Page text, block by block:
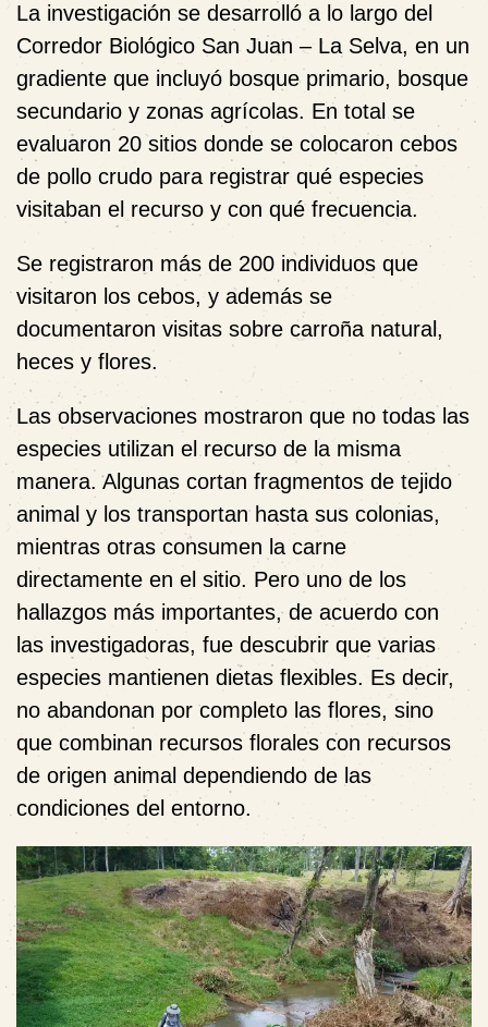
La investigación se desarrolló a lo largo del
Corredor Biológico San Juan – La Selva, en un
gradiente que incluyó bosque primario, bosque
secundario y zonas agrícolas. En total se
evaluaron 20 sitios donde se colocaron cebos
de pollo crudo para registrar qué especies
visitaban el recurso y con qué frecuencia.
Se registraron más de 200 individuos que
visitaron los cebos, y además se
documentaron visitas sobre carroña natural,
heces y flores.
Las observaciones mostraron que no todas las
especies utilizan el recurso de la misma
manera. Algunas cortan fragmentos de tejido
animal y los transportan hasta sus colonias,
mientras otras consumen la carne
directamente en el sitio. Pero uno de los
hallazgos más importantes, de acuerdo con
las investigadoras, fue descubrir que varias
especies mantienen dietas flexibles. Es decir,
no abandonan por completo las flores, sino
que combinan recursos florales con recursos
de origen animal dependiendo de las
condiciones del entorno.